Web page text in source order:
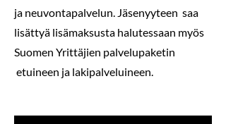
ja neuvontapalvelun. Jäsenyyteen saa
lisättyä lisämaksusta halutessaan myös
Suomen Yrittäjien palvelupaketin
etuineen ja lakipalveluineen.